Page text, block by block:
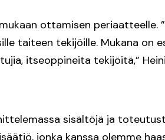
ottamisen periaatteelle.
taiteen tekijöille. Mukana on
itseoppineita tekijöitä,”
sisältöjä ja
jonka kanssa olemme